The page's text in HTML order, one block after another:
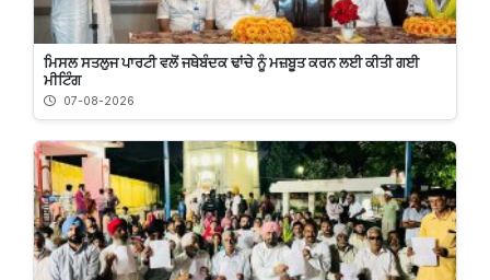
ਮਿਸਲ ਸਤਲੁਜ ਪਾਰਟੀ ਵਲੋਂ ਜਥੇਬੰਦਕ ਢਾਂਚੇ ਨੂੰ ਮਜ਼ਬੂਤ ਕਰਨ ਲਈ ਕੀਤੀ ਗਈ
ਮੀਟਿੰਗ
07-08-2026